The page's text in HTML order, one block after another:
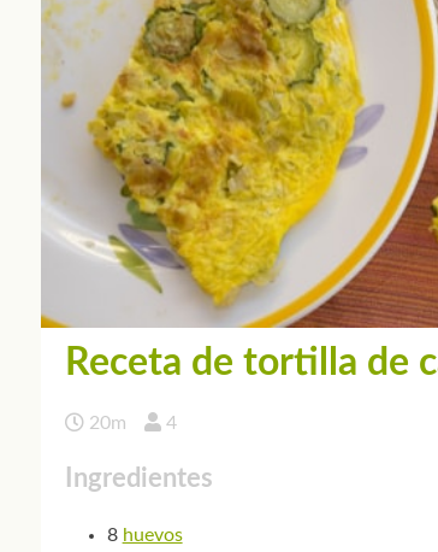
Receta de tortilla de
20m 4
Ingredientes
8 huevos